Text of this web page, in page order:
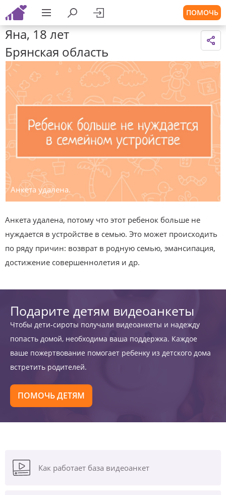
ПОМОЧЬ
Яна, 18 лет
Брянская область
Анкета удалена.
Анкета удалена, потому что этот ребенок больше не
нуждается в устройстве в семью. Это может происходить
по ряду причин: возврат в родную семью, эмансипация,
достижение совершеннолетия и др.
Подарите детям видеоанкеты
Чтобы дети-сироты получали видеоанкеты и надежду
попасть домой, необходима ваша поддержка. Каждое
ваше пожертвование помогает ребенку из детского дома
встретить родителей.
ПОМОЧЬ ДЕТЯМ
Как работает база видеоанкет